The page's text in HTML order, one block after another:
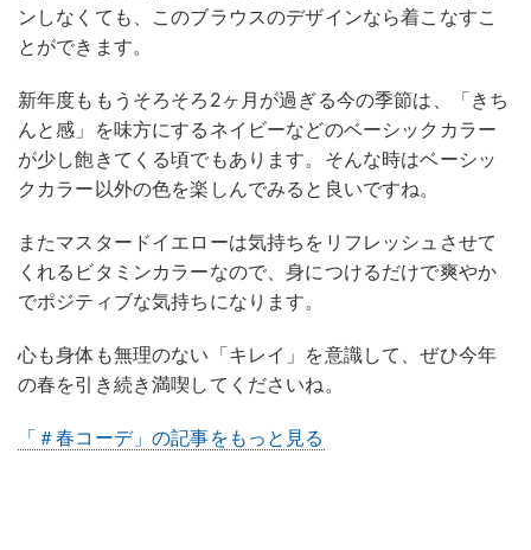
ンしなくても、このブラウスのデザインなら着こなすこ
とができます。
新年度ももうそろそろ2ヶ月が過ぎる今の季節は、「きち
んと感」を味方にするネイビーなどのベーシックカラー
が少し飽きてくる頃でもあります。そんな時はベーシッ
クカラー以外の色を楽しんでみると良いですね。
またマスタードイエローは気持ちをリフレッシュさせて
くれるビタミンカラーなので、身につけるだけで爽やか
でポジティブな気持ちになります。
心も身体も無理のない「キレイ」を意識して、ぜひ今年
の春を引き続き満喫してくださいね。
「＃春コーデ」の記事をもっと見る